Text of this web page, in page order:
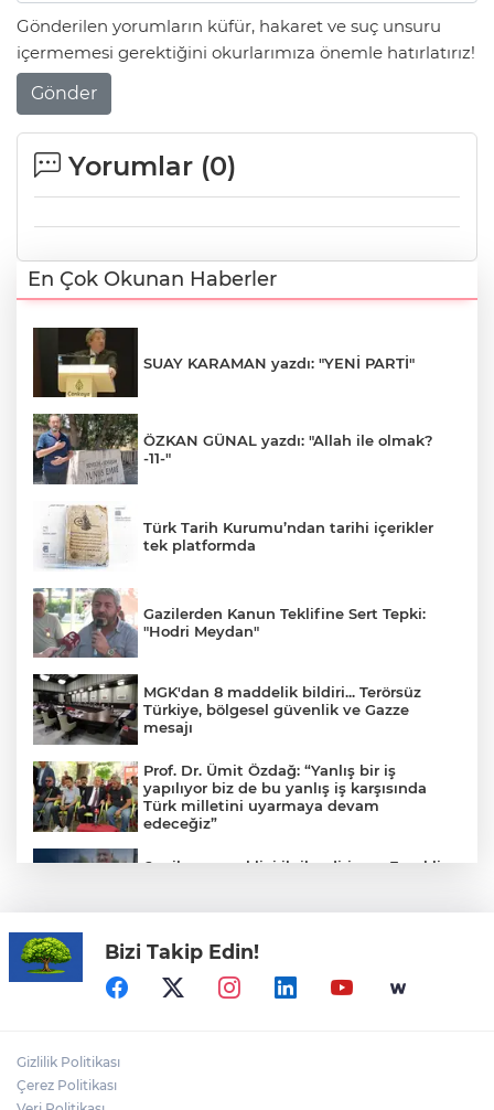
Gönderilen yorumların küfür, hakaret ve suç unsuru
içermemesi gerektiğini okurlarımıza önemle hatırlatırız!
Gönder
Yorumlar (0)
En Çok Okunan Haberler
SUAY KARAMAN yazdı: "YENİ PARTİ"
ÖZKAN GÜNAL yazdı: "Allah ile olmak?
-11-"
Türk Tarih Kurumu’ndan tarihi içerikler
tek platformda
Gazilerden Kanun Teklifine Sert Tepki:
"Hodri Meydan"
MGK'dan 8 maddelik bildiri... Terörsüz
Türkiye, bölgesel güvenlik ve Gazze
mesajı
Prof. Dr. Ümit Özdağ: “Yanlış bir iş
yapılıyor biz de bu yanlış iş karşısında
Türk milletini uyarmaya devam
edeceğiz”
6 milyon emekliyi ilgilendiriyor... Emekli
TOFAŞ’ın rakipleri belli oldu! İşte yeni
sezon fikstürü
Bizi Takip Edin!
Gizlilik Politikası
Çerez Politikası